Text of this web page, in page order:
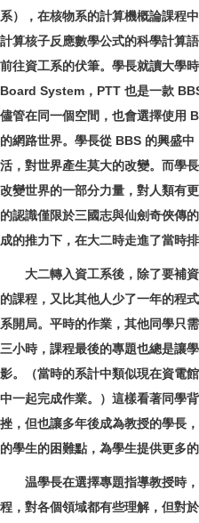
系），在核物系的計算機概論課程
計算核子反應數學公式的科學計算
前往資工系的伏筆。學長就讀大學
Board System，PTT 也是一款
儘管在同一個空間，也會選擇使用
的網路世界。學長從 BBS 的興盛
活，對世界產生莫大的改變。而學
改變世界的一部分力量，對人類有
的認識僅限於三國志與仙劍奇俠傳
成的推力下，在大二時走進了當時
大二轉入資工系後，除了要補資
的課程，又比其他人少了一年的程
系開局。平時的作業，其他同學只
三小時，課程最後的專題也總是讓
影。（當時的系計中類似現在資電
中一起完成作業。）這樣看著同學
挫，但也讓多年後成為教授的學長
的學生的困難點，為學生提供更多的
温學長在選擇專題指導教授時，
程，對各個領域都有些理解，但對